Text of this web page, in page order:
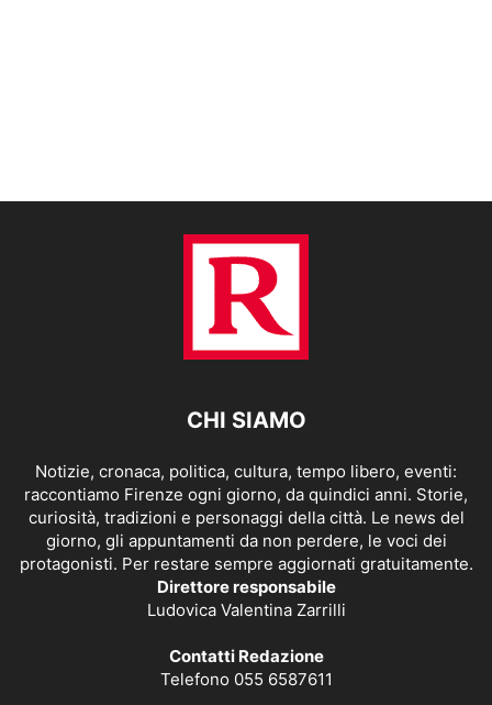
CHI SIAMO
Notizie, cronaca, politica, cultura, tempo libero, eventi:
raccontiamo Firenze ogni giorno, da quindici anni. Storie,
curiosità, tradizioni e personaggi della città. Le news del
giorno, gli appuntamenti da non perdere, le voci dei
protagonisti. Per restare sempre aggiornati gratuitamente.
Direttore responsabile
Ludovica Valentina Zarrilli
Contatti Redazione
Telefono 055 6587611